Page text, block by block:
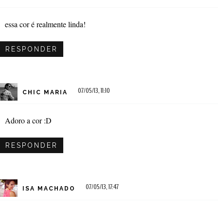
essa cor é realmente linda!
RESPONDER
CHIC MARIA 07/05/13, 11:10
Adoro a cor :D
RESPONDER
ISA MACHADO 07/05/13, 17:47